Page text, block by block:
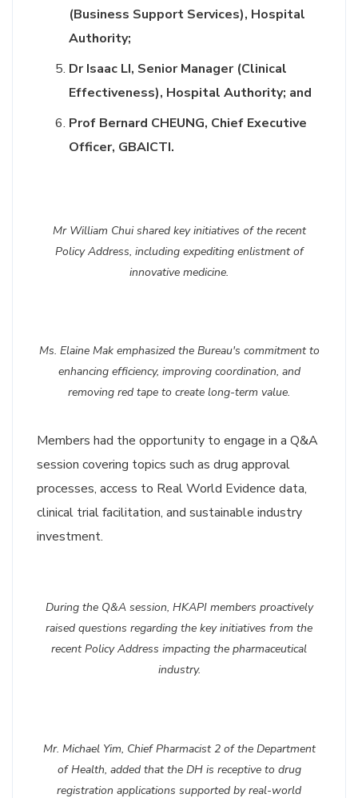
(Business Support Services), Hospital
Authority;
Dr Isaac LI, Senior Manager (Clinical
Effectiveness), Hospital Authority; and
Prof Bernard CHEUNG, Chief Executive
Officer, GBAICTI.
Mr William Chui shared key initiatives of the recent
Policy Address, including expediting enlistment of
innovative medicine.
Ms. Elaine Mak emphasized the Bureau's commitment to
enhancing efficiency, improving coordination, and
removing red tape to create long-term value.
Members had the opportunity to engage in a Q&A
session covering topics such as drug approval
processes, access to Real World Evidence data,
clinical trial facilitation, and sustainable industry
investment.
During the Q&A session, HKAPI members proactively
raised questions regarding the key initiatives from the
recent Policy Address impacting the pharmaceutical
industry.
Mr. Michael Yim, Chief Pharmacist 2 of the Department
of Health, added that the DH is receptive to drug
registration applications supported by real-world